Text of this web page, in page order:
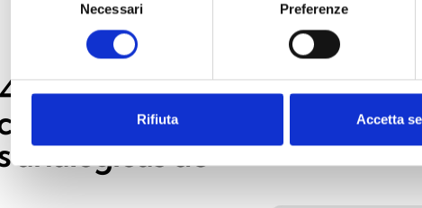
Necessari Preferenze
Rifiuta Accetta
interfaz
analógicas de